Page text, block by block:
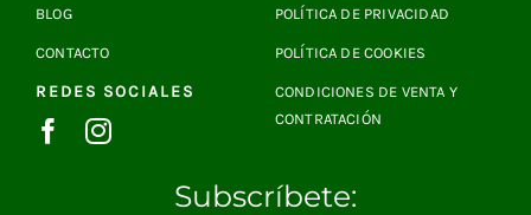
BLOG
CONTACTO
REDES SOCIALES
POLÍTICA DE PRIVACIDAD
POLÍTICA DE COOKIES
CONDICIONES DE VENTA Y
CONTRATACIÓN
Subscríbete: